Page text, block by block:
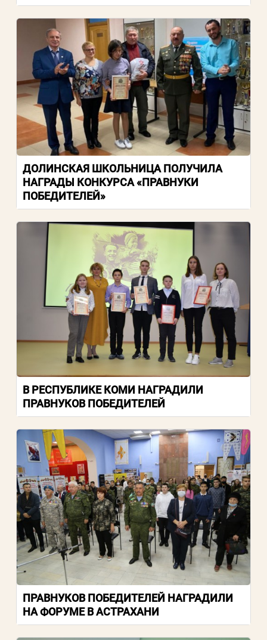
ДОЛИНСКАЯ ШКОЛЬНИЦА ПОЛУЧИЛА
НАГРАДЫ КОНКУРСА «ПРАВНУКИ
ПОБЕДИТЕЛЕЙ»
В РЕСПУБЛИКЕ КОМИ НАГРАДИЛИ
ПРАВНУКОВ ПОБЕДИТЕЛЕЙ
ПРАВНУКОВ ПОБЕДИТЕЛЕЙ НАГРАДИЛИ
НА ФОРУМЕ В АСТРАХАНИ